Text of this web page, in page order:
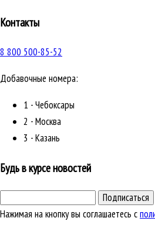
Контакты
8 800 500-85-52
Добавочные номера:
1 - Чебоксары
2 - Москва
3 - Казань
Будь в курсе новостей
Подписаться
Нажимая на кнопку вы соглашаетесь с